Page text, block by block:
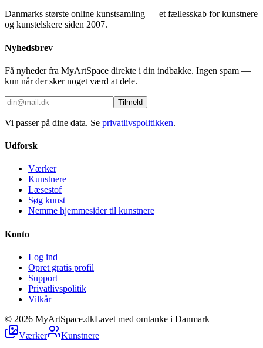
Danmarks største online kunstsamling — et fællesskab for kunstnere
og kunstelskere siden 2007.
Nyhedsbrev
Få nyheder fra MyArtSpace direkte i din indbakke. Ingen spam —
kun når der sker noget værd at dele.
Tilmeld
Vi passer på dine data. Se privatlivspolitikken.
Udforsk
Værker
Kunstnere
Læsestof
Søg kunst
Nemme hjemmesider til kunstnere
Konto
Log ind
Opret gratis profil
Support
Privatlivspolitik
Vilkår
© 2026 MyArtSpace.dkLavet med omtanke i Danmark
Værker
Kunstnere